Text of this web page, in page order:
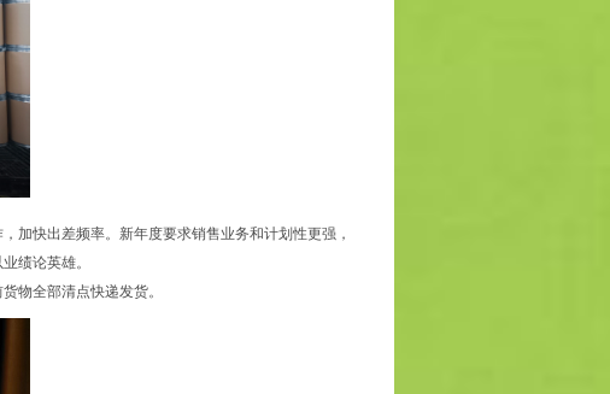
加快出差频率。新年度要求销售业务和计划性更强，
绩论英雄。
物全部清点快递发货。